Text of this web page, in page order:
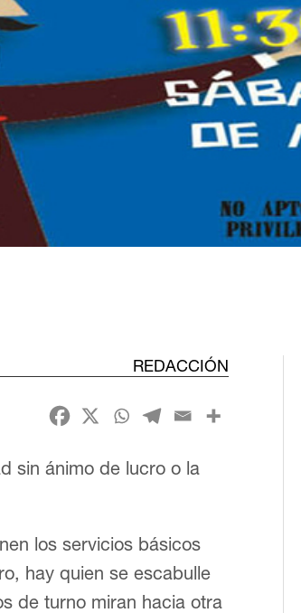
REDACCIÓN
sin ánimo de lucro o la
los servicios básicos
hay quien se escabulle
de turno miran hacia otra